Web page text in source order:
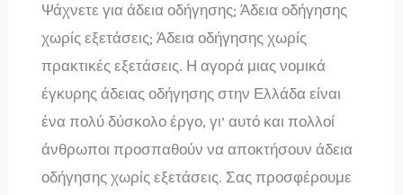
Ψάχνετε για άδεια οδήγησης; Άδεια οδήγησης
χωρίς εξετάσεις; Άδεια οδήγησης χωρίς
πρακτικές εξετάσεις. Η αγορά μιας νομικά
έγκυρης άδειας οδήγησης στην Ελλάδα είναι
ένα πολύ δύσκολο έργο, γι’ αυτό και πολλοί
άνθρωποι προσπαθούν να αποκτήσουν άδεια
οδήγησης χωρίς εξετάσεις. Σας προσφέρουμε